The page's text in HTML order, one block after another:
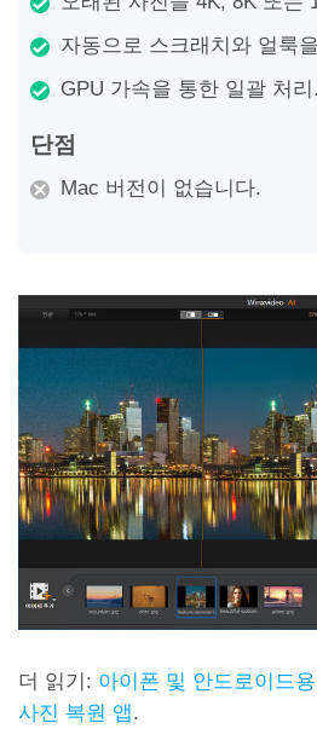
자동으로 스크래치와 얼룩
GPU 가속을 통한 일괄 처리.
단점
Mac 버전이 없습니다.
더 읽기: 아이폰 및 안드로이드
사진 복원 앱.